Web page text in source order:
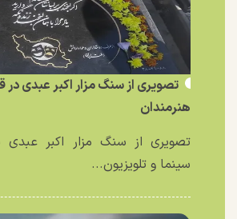
تصویری از سنگ مزار اکبر عبدی در
هنرمندان
تصویری از سنگ مزار اکبر عبدی
سینما و تلویزیون...